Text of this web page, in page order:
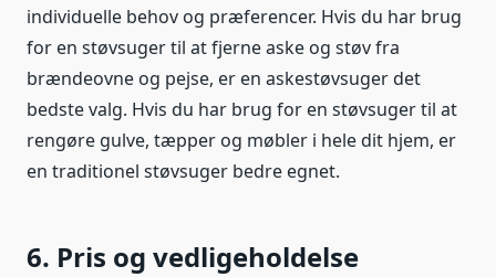
individuelle behov og præferencer. Hvis du har brug
for en støvsuger til at fjerne aske og støv fra
brændeovne og pejse, er en askestøvsuger det
bedste valg. Hvis du har brug for en støvsuger til at
rengøre gulve, tæpper og møbler i hele dit hjem, er
en traditionel støvsuger bedre egnet.
6. Pris og vedligeholdelse